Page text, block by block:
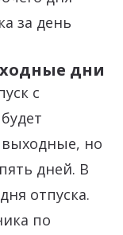
за день
дни
с
но
дней. В
отпуска.
по